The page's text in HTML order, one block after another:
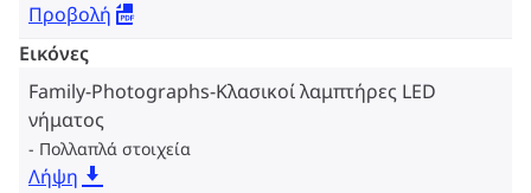
Προβολή
Εικόνες
Family-Photographs-Κλασικοί λαμπτήρες LED
νήματος
Πολλαπλά στοιχεία
Λήψη